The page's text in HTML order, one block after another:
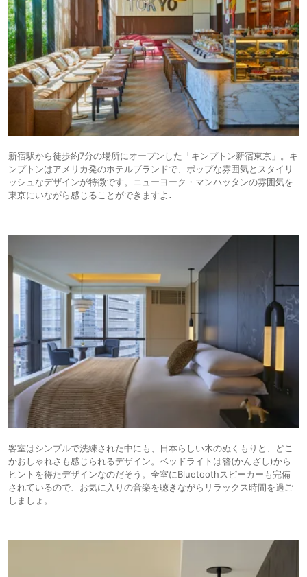
新宿駅から徒歩約7分の場所にオープンした「キンプトン新宿東京」。キ
ンプトンはアメリカ発のホテルブランドで、ポップな雰囲気とスタイリ
ッシュなデザインが特徴です。ニューヨーク・マンハッタンの雰囲気を
東京にいながら感じることができますよ♩
客室はシンプルで洗練された中にも、日本らしい木のぬくもりと、どこ
かおしゃれさも感じられるデザイン。ベッドライトは簪(かんざし)から
ヒントを得たデザインなのだそう。全室にBluetoothスピーカーも完備
されているので、お気に入りの音楽を聴きながらリラックス時間を過ご
しましょ。